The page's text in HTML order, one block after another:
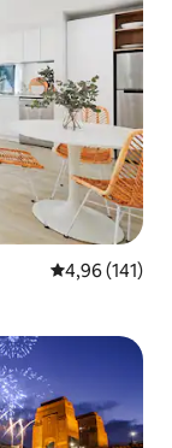
4,96 de
4,96 (141)